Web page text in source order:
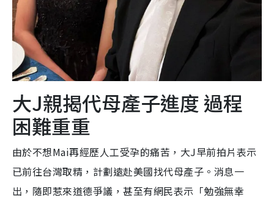
大J親揭代母產子進度 過程
困難重重
由於不想Mai再經歷人工受孕的痛苦，大J早前拍片表示
已前往台灣取精，計劃遠赴美國找代母產子。消息一
出，隨即惹來道德爭議，甚至有網民表示「勉強無幸